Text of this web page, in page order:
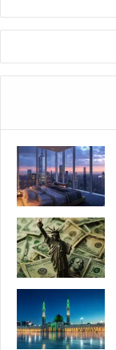
ч
а
х
н
о
й
н
е
х
в
а
т
к
и
ч